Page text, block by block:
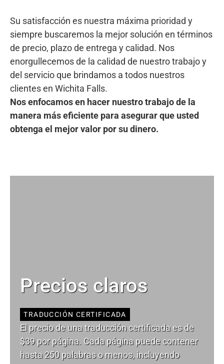
Su satisfacción es nuestra máxima prioridad y
siempre buscaremos la mejor solución en términos
de precio, plazo de entrega y calidad. Nos
enorgullecemos de la calidad de nuestro trabajo y
del servicio que brindamos a todos nuestros
clientes en Wichita Falls.
Nos enfocamos en hacer nuestro trabajo de la
manera más eficiente para asegurar que usted
obtenga el mejor valor por su dinero.
Precios claros
TRADUCCIÓN CERTIFICADA
El precio de una traducción certificada es de
$39 por página. Cada página puede contener
hasta 250 palabras o menos, incluyendo